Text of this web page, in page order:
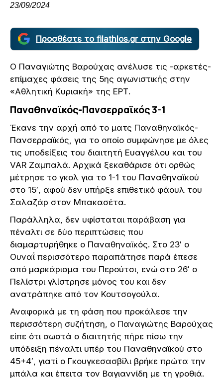
23/09/2024
Προσθέστε το filathlos.gr στην Google
Ο Παναγιώτης Βαρούχας ανέλυσε τις -αρκετές-
επίμαχες φάσεις της 5ης αγωνιστικής στην
«Αθλητική Κυριακή» της ΕΡΤ.
Παναθηναϊκός-Πανσερραϊκός 3-1
Έκανε την αρχή από το ματς Παναθηναϊκός-
Πανσερραϊκός, για το οποίο συμφώνησε με όλες
τις υποδείξεις του διαιτητή Ευαγγέλου και του
VAR Ζαμπαλά. Αρχικά ξεκαθάρισε ότι ορθώς
μέτρησε το γκολ για το 1-1 του Παναθηναϊκού
στο 15′, αφού δεν υπήρξε επιθετικό φάουλ του
Σαλαζάρ στον Μπακασέτα.
Παράλληλα, δεν υφίσταται παράβαση για
πέναλτι σε δύο περιπτώσεις που
διαμαρτυρήθηκε ο Παναθηναϊκός. Στο 23′ ο
Ουναΐ περισσότερο παραπάτησε παρά έπεσε
από μαρκάρισμα του Περούτσι, ενώ στο 26′ ο
Πελίστρι γλίστρησε μόνος του και δεν
ανατράπηκε από τον Κουτσογούλα.
Αναφορικά με τη φάση που προκάλεσε την
περισσότερη συζήτηση, ο Παναγιώτης Βαρούχας
είπε ότι σωστά ο διαιτητής πήρε πίσω την
υπόδειξη πέναλτι υπέρ του Παναθηναϊκού στο
45+4′, γιατί ο Γκουγκεσασβίλι βρήκε πρώτα την
μπάλα και έπειτα τον Βαγιαννίδη με τη γροθιά.